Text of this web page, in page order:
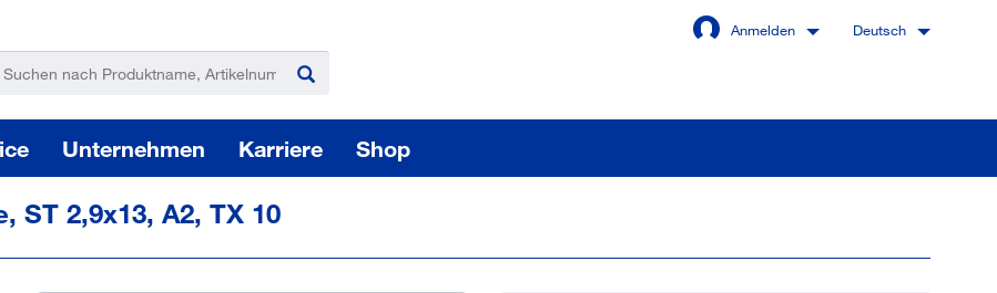
Anmelden
Angemeldet bleiben
Deutsch
Unternehmen Karriere Shop
ST 2,9x13, A2, TX 10